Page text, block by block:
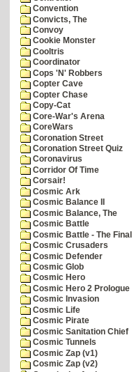
Convention
Convicts, The
Convoy
Cookie Monster
Cooltris
Coordinator
Cops 'N' Robbers
Copter Cave
Copter Chase
Copy-Cat
Core-War's Arena
CoreWars
Coronation Street
Coronation Street Quiz
Coronavirus
Corridor Of Time
Corsair!
Cosmic Ark
Cosmic Balance II
Cosmic Balance, The
Cosmic Battle
Cosmic Battle - The
Cosmic Crusaders
Cosmic Defender
Cosmic Glob
Cosmic Hero
Cosmic Hero 2 Prologue
Cosmic Invasion
Cosmic Life
Cosmic Pirate
Cosmic Sanitation Chief
Cosmic Tunnels
Cosmic Zap (v1)
Cosmic Zap (v2)